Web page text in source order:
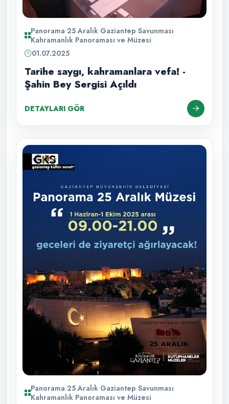
Panorama 25 Aralık Gaziantep Savunması
Kahramanlık Panoraması ve Müzesi
01.07.2025
Tarihe saygı, kahramanlara vefa! -
Şahin Bey Sergisi Açıldı
DETAYLARI GÖR
Panorama 25 Aralık Gaziantep Savunması
Kahramanlık Panoraması ve Müzesi